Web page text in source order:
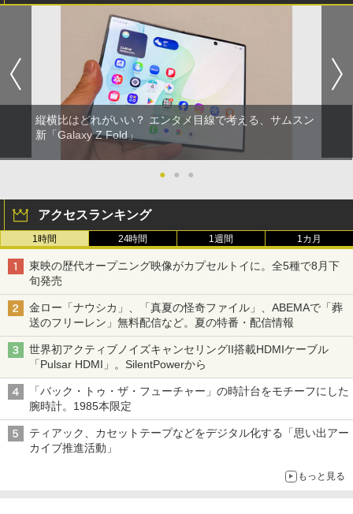
縦横比はどれがいい？ エンタメ目線で考える、サムスン
新「Galaxy Z Fold」
● ● ●
アクセスランキング
1時間 24時間 1週間 1カ月
東映の歴代オープニング映像がカプセルトイに。全5種で8月下
旬発売
金ロー「ナウシカ」、「真夏の怪奇ファイル」、ABEMAで「葬
送のフリーレン」無料配信など。夏の特番・配信情報
世界初アクティブノイズキャンセリングII搭載HDMIケーブル
「Pulsar HDMI」。SilentPowerから
「バック・トゥ・ザ・フューチャー」の時計台をモチーフにした
腕時計。1985本限定
ティアック、カセットテープなどをデジタル化する「思い出アー
カイブ推進活動」
もっと見る